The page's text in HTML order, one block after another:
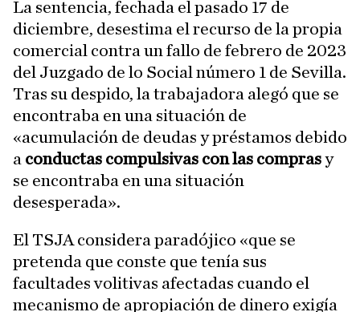
La sentencia, fechada el pasado 17 de
diciembre, desestima el recurso de la propia
comercial contra un fallo de febrero de 2023
del Juzgado de lo Social número 1 de Sevilla.
Tras su despido, la trabajadora alegó que se
encontraba en una situación de
«acumulación de deudas y préstamos debido
a conductas compulsivas con las comprasy
se encontraba en una situación
desesperada».
El TSJA considera paradójico «que se
pretenda que conste que tenía sus
facultades volitivas afectadas cuando el
mecanismo de apropiación de dinero exigía